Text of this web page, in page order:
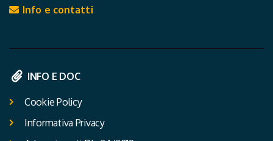
Info e contatti
INFO E DOC
Cookie Policy
Informativa Privacy